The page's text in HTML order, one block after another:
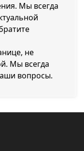
Мы всегда
не
Мы всегда
вопросы.